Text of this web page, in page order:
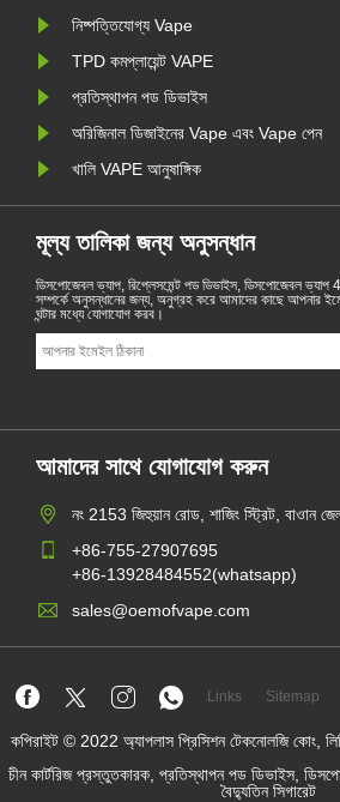
নিষ্পত্তিযোগ্য Vape
TPD কমপ্লায়েন্ট VAPE
প্রতিস্থাপন পড ডিভাইস
অরিজিনাল ডিজাইনের Vape এবং Vape পেন
খালি VAPE আনুষাঙ্গিক
মূল্য তালিকা জন্য অনুসন্ধান
ডিসপোজেবল ভ্যাপ, রিপ্লেসমেন্ট পড ডিভাইস, ডিসপোজেবল
সম্পর্কে অনুসন্ধানের জন্য, অনুগ্রহ করে আমাদের কাছে আপনার
ঘন্টার মধ্যে যোগাযোগ করব।
আমাদের সাথে যোগাযোগ করুন
নং 2153 জিহুয়ান রোড, শাজিং স্ট্রিট, বাওান
+86-755-27907695
+86-13928484552(whatsapp)
sales@oemofvape.com
Links Sitemap
কপিরাইট © 2022 অ্যাপলাস প্রিসিশন টেকনোলজি কোং,
চীন কার্টরিজ প্রস্তুতকারক, প্রতিস্থাপন পড ডিভাইস,
বৈদ্যুতিন সিগারেট